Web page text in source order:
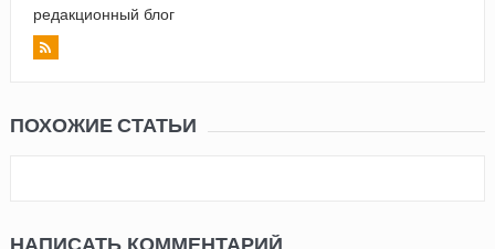
редакционный блог
ПОХОЖИЕ СТАТЬИ